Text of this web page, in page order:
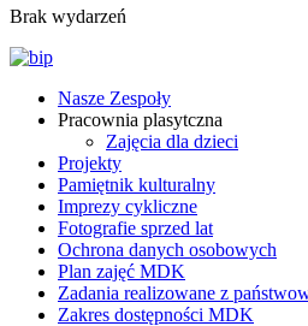
Brak wydarzeń
Nasze Zespoły
Pracownia plasytczna
Zajęcia dla dzieci
Projekty
Pamiętnik kulturalny
Imprezy cykliczne
Fotografie sprzed lat
Ochrona danych osobowych
Plan zajęć MDK
Zadania realizowane z
Zakres dostępności MDK